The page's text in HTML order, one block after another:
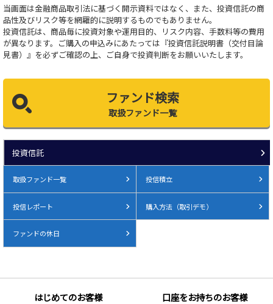
当画面は金融商品取引法に基づく開示資料ではなく、また、投資信託の商
品性及びリスク等を網羅的に説明するものでもありません。
投資信託は、商品毎に投資対象や運用目的、リスク内容、手数料等の費用
が異なります。ご購入の申込みにあたっては『投資信託説明書（交付目論
見書）』を必ずご確認の上、ご自身で投資判断をお願いいたします。
ファンド検索
取扱ファンド一覧
投資信託
取扱ファンド一覧 投信積立
投信レポート 購入方法（取引デモ）
ファンドの休日
はじめてのお客様 口座をお持ちのお客様